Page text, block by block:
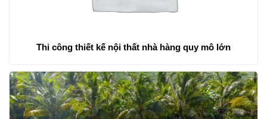
Thi công thiết kế nội thất nhà hàng quy mô lớn